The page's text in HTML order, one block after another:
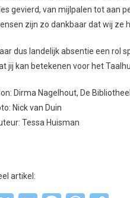
gevierd, van mijlpalen tot aan
zijn zo dankbaar dat wij ze
dus landelijk absentie een rol
jij kan betekenen voor het
Dirma Nagelhout, De
Nick van Duin
Tessa Huisman
artikel: